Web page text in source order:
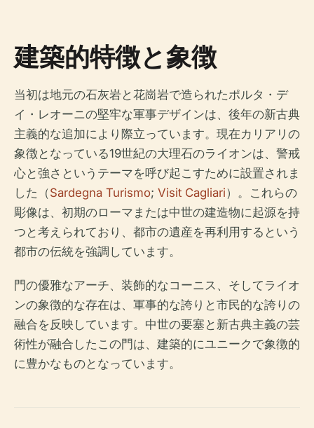
建築的特徴と象徴
当初は地元の石灰岩と花崗岩で造られたポルタ・デ
イ・レオーニの堅牢な軍事デザインは、後年の新古典
主義的な追加により際立っています。現在カリアリの
象徴となっている19世紀の大理石のライオンは、警戒
心と強さというテーマを呼び起こすために設置されま
した（Sardegna Turismo; Visit Cagliari）。これらの
彫像は、初期のローマまたは中世の建造物に起源を持
つと考えられており、都市の遺産を再利用するという
都市の伝統を強調しています。
門の優雅なアーチ、装飾的なコーニス、そしてライオ
ンの象徴的な存在は、軍事的な誇りと市民的な誇りの
融合を反映しています。中世の要塞と新古典主義の芸
術性が融合したこの門は、建築的にユニークで象徴的
に豊かなものとなっています。